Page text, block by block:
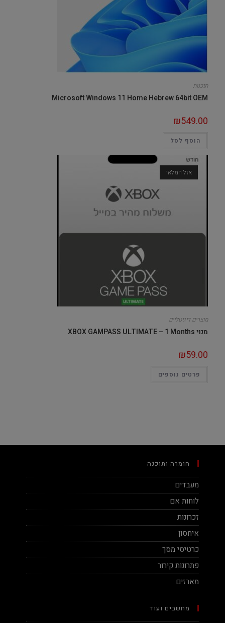
תוכנות
Microsoft Windows 11 Home Hebrew 64bit OEM
₪549.00
הוסף לסל
אזל המלאי
מוצרים דיגיטליים
מנוי XBOX GAMPASS ULTIMATE – 1 Months
₪59.00
פרטים נוספים
חומרה ותוכנה
מעבדים
לוחות אם
זכרונות
איחסון
כרטיסי מסך
פתרונות קירור
מארזים
מחשבים ועוד